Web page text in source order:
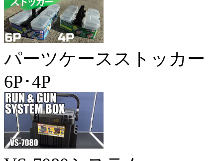
パーツケースストッカー
6P･4P